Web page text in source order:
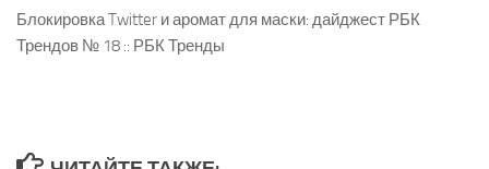
Блокировка Twitter и аромат для маски: дайджест РБК
Трендов № 18 :: РБК Тренды